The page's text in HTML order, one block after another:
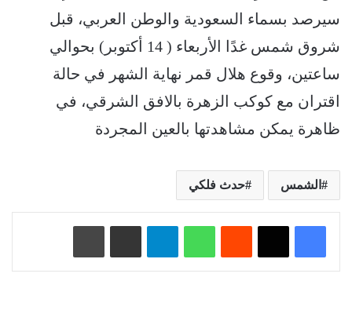
سيرصد بسماء السعودية والوطن العربي، قبل
شروق شمس غدًا الأربعاء ( 14 أكتوبر) بحوالي
ساعتين، وقوع هلال قمر نهاية الشهر في حالة
اقتران مع كوكب الزهرة بالافق الشرقي، في
ظاهرة يمكن مشاهدتها بالعين المجردة
الشمس حدث فلكي
واتساب تيلقرام